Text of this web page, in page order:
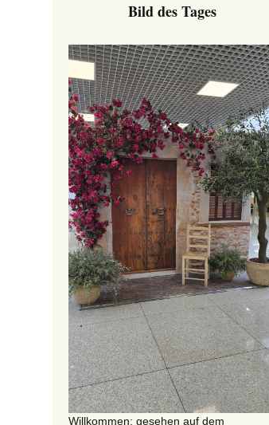
Bild des Tages
Willkommen; gesehen auf dem